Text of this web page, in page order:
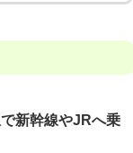
新幹線やJRへ乗